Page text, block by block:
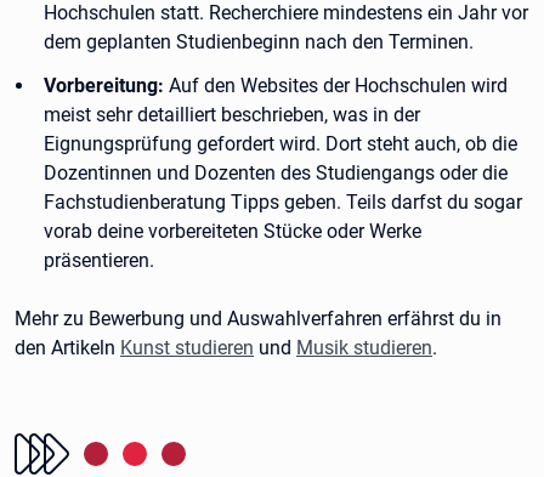
Hochschulen statt. Recherchiere mindestens ein Jahr vor
dem geplanten Studienbeginn nach den Terminen.
Vorbereitung: Auf den Websites der Hochschulen wird
meist sehr detailliert beschrieben, was in der
Eignungsprüfung gefordert wird. Dort steht auch, ob die
Dozentinnen und Dozenten des Studiengangs oder die
Fachstudienberatung Tipps geben. Teils darfst du sogar
vorab deine vorbereiteten Stücke oder Werke
präsentieren.
Mehr zu Bewerbung und Auswahlverfahren erfährst du in
den Artikeln Kunst studieren und Musik studieren.